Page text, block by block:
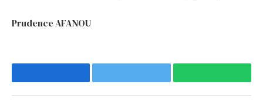
Prudence AFANOU
Facebook Twitter WhatsApp